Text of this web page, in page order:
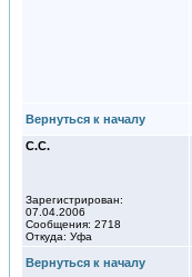
Вернуться к началу
С.С.
Зарегистрирован:
07.04.2006
Сообщения: 2718
Откуда: Уфа
Вернуться к началу